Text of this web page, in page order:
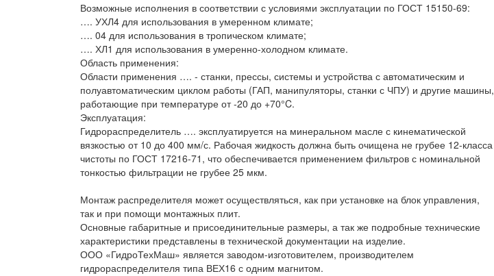
Возможные исполнения в соответствии с условиями эксплуатации по ГОСТ 15150-69:
…. УХЛ4 для использования в умеренном климате;
…. 04 для использования в тропическом климате;
…. ХЛ1 для использования в умеренно-холодном климате.
Область применения:
Области применения …. - станки, прессы, системы и устройства с автоматическим и
полуавтоматическим циклом работы (ГАП, манипуляторы, станки с ЧПУ) и другие машины,
работающие при температуре от -20 до +70°C.
Эксплуатация:
Гидрораспределитель …. эксплуатируется на минеральном масле с кинематической
вязкостью от 10 до 400 мм/с. Рабочая жидкость должна быть очищена не грубее 12-класса
чистоты по ГОСТ 17216-71, что обеспечивается применением фильтров с номинальной
тонкостью фильтрации не грубее 25 мкм.
Монтаж распределителя может осуществляться, как при установке на блок управления,
так и при помощи монтажных плит.
Основные габаритные и присоединительные размеры, а так же подробные технические
характеристики представлены в технической документации на изделие.
ООО «ГидроТехМаш» является заводом-изготовителем, производителем
гидрораспределителя типа ВЕХ16 с одним магнитом.